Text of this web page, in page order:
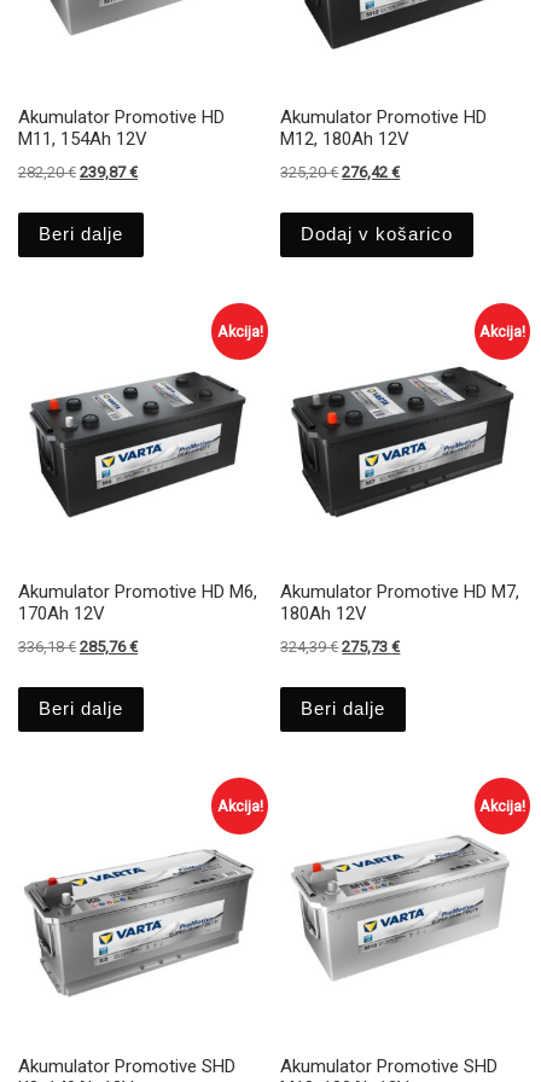
Akumulator Promotive HD
M11, 154Ah 12V
282,20€ Izvirna cena je bila: 282,20 €.
239,87€Trenutna cena je: 239,87 €.
Beri dalje
Akumulator Promotive HD
M12, 180Ah 12V
325,20€Izvirna cena je bila: 325,20 €.
276,42€Trenutna cena je:
Dodaj v košarico
Akcija!
Akumulator Promotive HD M6,
170Ah 12V
336,18€ Izvirna cena je bila: 336,18 €.
285,76€Trenutna cena je: 285,76 €.
Beri dalje
Akcija!
Akumulator Promotive HD M7,
180Ah 12V
324,39€Izvirna cena je bila: 324,39 €.
275,73€Trenutna cena je:
Beri dalje
Akcija!
Akumulator Promotive SHD
Akcija!
Akumulator Promotive SHD